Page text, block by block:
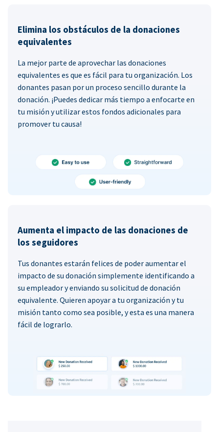
Elimina los obstáculos de la donaciones
equivalentes
La mejor parte de aprovechar las donaciones
equivalentes es que es fácil para tu organización. Los
donantes pasan por un proceso sencillo durante la
donación. ¡Puedes dedicar más tiempo a enfocarte en
tu misión y utilizar estos fondos adicionales para
promover tu causa!
Aumenta el impacto de las donaciones de
los seguidores
Tus donantes estarán felices de poder aumentar el
impacto de su donación simplemente identificando a
su empleador y enviando su solicitud de donación
equivalente. Quieren apoyar a tu organización y tu
misión tanto como sea posible, y esta es una manera
fácil de lograrlo.